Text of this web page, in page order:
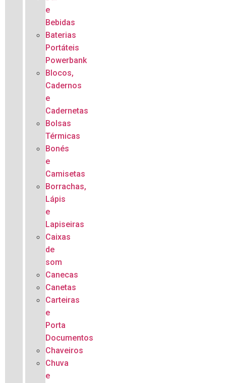
e
Bebidas
Baterias
Portáteis
Powerbank
Blocos,
Cadernos
e
Cadernetas
Bolsas
Térmicas
Bonés
e
Camisetas
Borrachas,
Lápis
e
Lapiseiras
Caixas
de
som
Canecas
Canetas
Carteiras
e
Porta
Documentos
Chaveiros
Chuva
e